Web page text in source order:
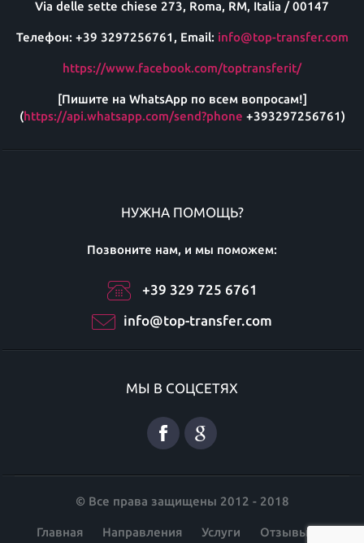
Via delle sette chiese 273, Roma, RM, Italia / 00147
Телефон: +39 3297256761, Email: info@top-transfer.com
https://www.facebook.com/toptransferit/
[Пишите на WhatsApp по всем вопросам!]
(https://api.whatsapp.com/send?phone +393297256761)
НУЖНА ПОМОЩЬ?
Позвоните нам, и мы поможем:
+39 329 725 6761
info@top-transfer.com
МЫ В СОЦСЕТЯХ
© Все права защищены 2012 - 2018
Главная Направления Услуги Отзывы